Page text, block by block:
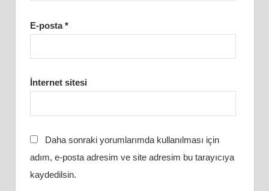
E-posta*
İnternet sitesi
Daha sonraki yorumlarımda kullanılması için
adım, e-posta adresim ve site adresim bu tarayıcıya
kaydedilsin.